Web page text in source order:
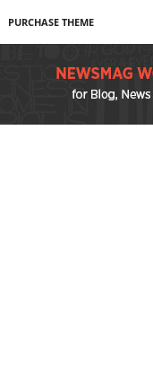
PURCHASE THEME